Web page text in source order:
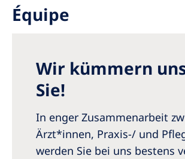
Romania
Serbia
Slovakia
Spain
Sweden
Équipe
Wir kümmern
Sie!
In enger Zusammenarbeit
Ärzt*innen, Praxis-/ und
werden Sie bei uns bestens